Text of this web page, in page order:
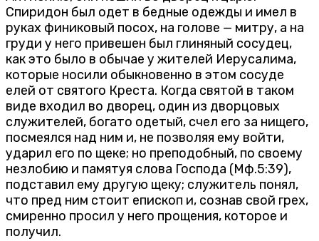
Спиридон был одет в бедные одежды и имел в
руках финиковый посох, на голове — митру, а на
груди у него привешен был глиняный сосудец,
как это было в обычае у жителей Иерусалима,
которые носили обыкновенно в этом сосуде
елей от святого Креста. Когда святой в таком
виде входил во дворец, один из дворцовых
служителей, богато одетый, счел его за нищего,
посмеялся над ним и, не позволяя ему войти,
ударил его по щеке; но преподобный, по своему
незлобию и памятуя слова Господа (Мф.5:39),
подставил ему другую щеку; служитель понял,
что пред ним стоит епископ и, сознав свой грех,
смиренно просил у него прощения, которое и
получил.